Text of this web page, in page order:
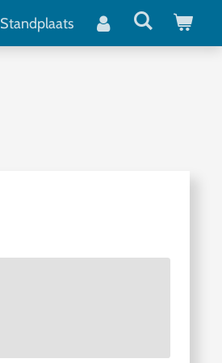
Standplaats